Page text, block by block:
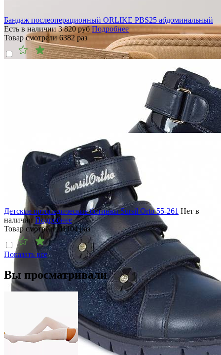
Бандаж послеоперационный ORLIKE PBS25 абдоминальный
Есть в наличии 3 820руб Подробнее
Товар смотрели 6382 раз
Детские ортопедические ботинки Sursil Orto 55-261 Нет в
наличии Подробнее
Товар смотрели11104раз
Показать все
Вы просматривали